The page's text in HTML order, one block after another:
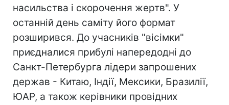
насильства і скорочення жертв". У
останній день саміту його формат
розширився. До учасників "вісімки"
приєдналися прибулі напередодні до
Санкт-Петербурга лідери запрошених
держав - Китаю, Індії, Мексики, Бразилії,
ЮАР, а також керівники провідних